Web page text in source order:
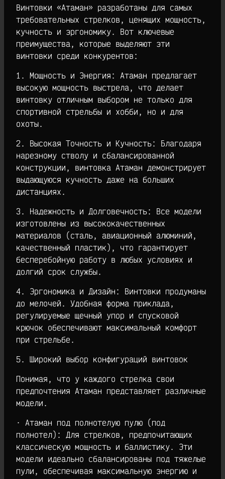
Винтовки «Атаман» разработаны для самых
требовательных стрелков, ценящих мощность,
кучность и эргономику. Вот ключевые
преимущества, которые выделяют эти
винтовки среди конкурентов:
1. Мощность и Энергия: Атаман предлагает
высокую мощность выстрела, что делает
винтовку отличным выбором не только для
спортивной стрельбы и хобби, но и для
охоты.
2. Высокая Точность и Кучность: Благодаря
нарезному стволу и сбалансированной
конструкции, винтовка Атаман демонстрирует
выдающуюся кучность даже на больших
дистанциях.
3. Надежность и Долговечность: Все модели
изготовлены из высококачественных
материалов (сталь, авиационный алюминий,
качественный пластик), что гарантирует
бесперебойную работу в любых условиях и
долгий срок службы.
4. Эргономика и Дизайн: Винтовки продуманы
до мелочей. Удобная форма приклада,
регулируемые щечный упор и спусковой
крючок обеспечивают максимальный комфорт
при стрельбе.
5. Широкий выбор конфигураций винтовок
Понимая, что у каждого стрелка свои
предпочтения Атаман представляет различные
модели.
· Атаман под полнотелую пулю (под
полнотел): Для стрелков, предпочитающих
классическую мощность и баллистику. Эти
модели идеально сбалансированы под тяжелые
пули, обеспечивая максимальную энергию и